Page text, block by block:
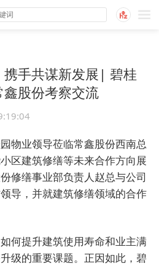
手共谋新发展| 碧桂
股份考察交流
物业领导莅临常鑫股份西南总
区建筑修缮等未来合作方向展
修缮事业部负责人赵总与公司
导，并就建筑修缮领域的合作
何提升建筑使用寿命和业主满
级的重要课题。正因如此，碧